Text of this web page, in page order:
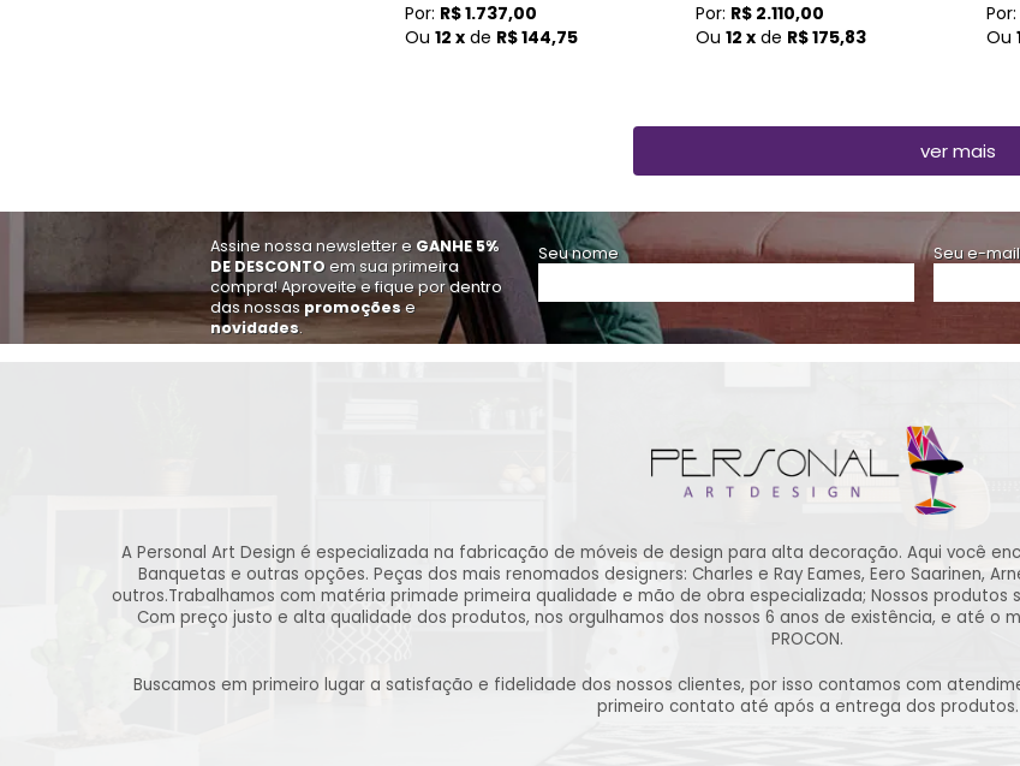
Por: R$ 1.737,00
Ou 12 x de R$ 144,75
Por: R$ 2.110,00
Ou 12 x de R$ 175,83
Por:
Ou
ver mais
Assine nossa newsletter e GANHE 5%
DE DESCONTOem sua primeira
compra! Aproveite e fique por dentro
das nossas promoçõese
novidades.
Seu nome Seu e-mail
A Personal Art Design é especializada na fabricação de móveis de design para alta decoração. Aqui você
Banquetas e outras opções. Peças dos mais renomados designers: Charles e Ray Eames, Eero Saarinen,
outros.Trabalhamos com matéria primade primeira qualidade e mão de obra especializada; Nossos
Com preço justo e alta qualidade dos produtos, nos orgulhamos dos nossos 6 anos de existência, e até
PROCON.
Buscamos em primeiro lugar a satisfação e fidelidade dos nossos clientes, por isso contamos com
primeiro contato até após a entrega dos produtos.